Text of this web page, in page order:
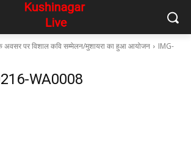
अवसर पर विशाल कवि सम्मेलन/मुशायरा का हुआ आयोजन
IMG-
WA0008